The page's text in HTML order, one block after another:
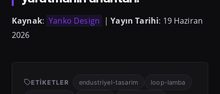
Kaynak: Yanko Design |Yayın Tarihi: 19 Haziran
2026
ETIKETLER endustriyel-tasarim loop-lamba